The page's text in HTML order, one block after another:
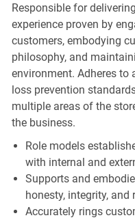
Responsible for
experience proven by
customers, embodying
philosophy, and
environment. Adheres to
loss prevention
multiple areas of the
the business.
Role models
with internal and
Supports and
honesty, integrity, and
Accurately rings